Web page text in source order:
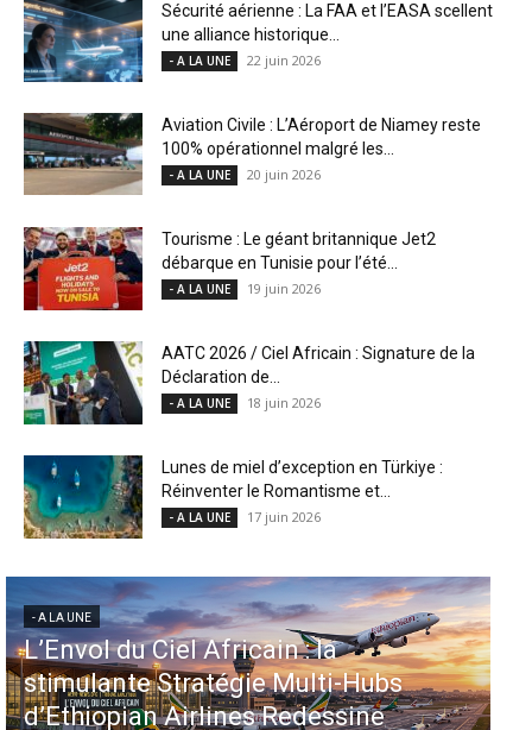
Sécurité aérienne : La FAA et l’EASA scellent
une alliance historique...
- A LA UNE 22 juin 2026
Aviation Civile : L’Aéroport de Niamey reste
100% opérationnel malgré les...
- A LA UNE 20 juin 2026
Tourisme : Le géant britannique Jet2
débarque en Tunisie pour l’été...
- A LA UNE 19 juin 2026
AATC 2026 / Ciel Africain : Signature de la
Déclaration de...
- A LA UNE 18 juin 2026
Lunes de miel d’exception en Türkiye :
Réinventer le Romantisme et...
- A LA UNE 17 juin 2026
- A LA UNE
Aéroports
injectent
dans 339
du Ciel Africain : la
Stratégie Multi-Hubs
Airlines Redessine